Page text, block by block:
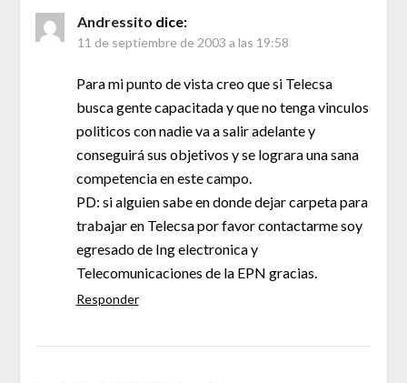
Andressito dice:
11 de septiembre de 2003 a las 19:58
Para mi punto de vista creo que si Telecsa
busca gente capacitada y que no tenga vinculos
politicos con nadie va a salir adelante y
conseguirá sus objetivos y se lograra una sana
competencia en este campo.
PD: si alguien sabe en donde dejar carpeta para
trabajar en Telecsa por favor contactarme soy
egresado de Ing electronica y
Telecomunicaciones de la EPN gracias.
Responder